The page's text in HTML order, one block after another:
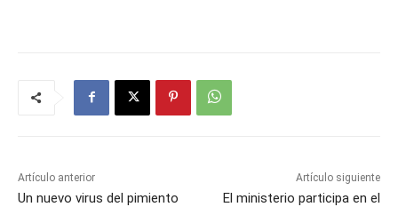
Artículo anterior
Un nuevo virus del pimiento
Artículo siguiente
El ministerio participa en el